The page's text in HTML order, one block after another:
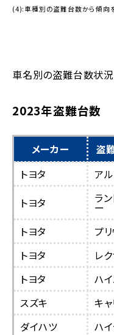
(4):車種別の盗難台数から傾向
車名別の盗難台数状況
2023年盗難台数
メーカー 盗
トヨタ ア
トヨタ
ラ
ー
トヨタ
プ
トヨタ
レ
トヨタ
ハ
スズキ
キャ
ダイハツ
ハ